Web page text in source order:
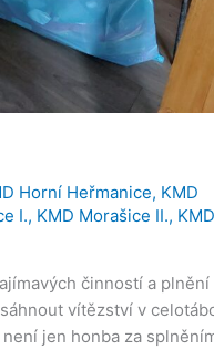
Horní Heřmanice, KMD
I., KMD Morašice II.,
činností a plnění
vítězství v
jen honba za